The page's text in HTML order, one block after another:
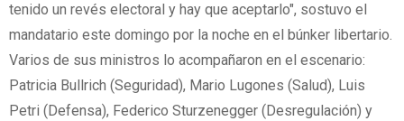
tenido un revés electoral y hay que aceptarlo", sostuvo el
mandatario este domingo por la noche en el búnker libertario.
Varios de sus ministros lo acompañaron en el escenario:
Patricia Bullrich (Seguridad), Mario Lugones (Salud), Luis
Petri (Defensa), Federico Sturzenegger (Desregulación) y